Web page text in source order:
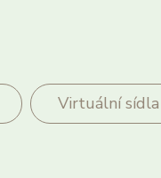
Virtuální sídla